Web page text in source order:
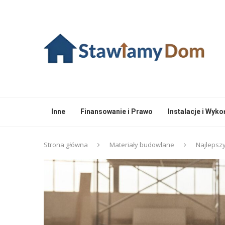
Inne Finansowanie i Prawo Instalacje i
Strona główna Materiały budowlane